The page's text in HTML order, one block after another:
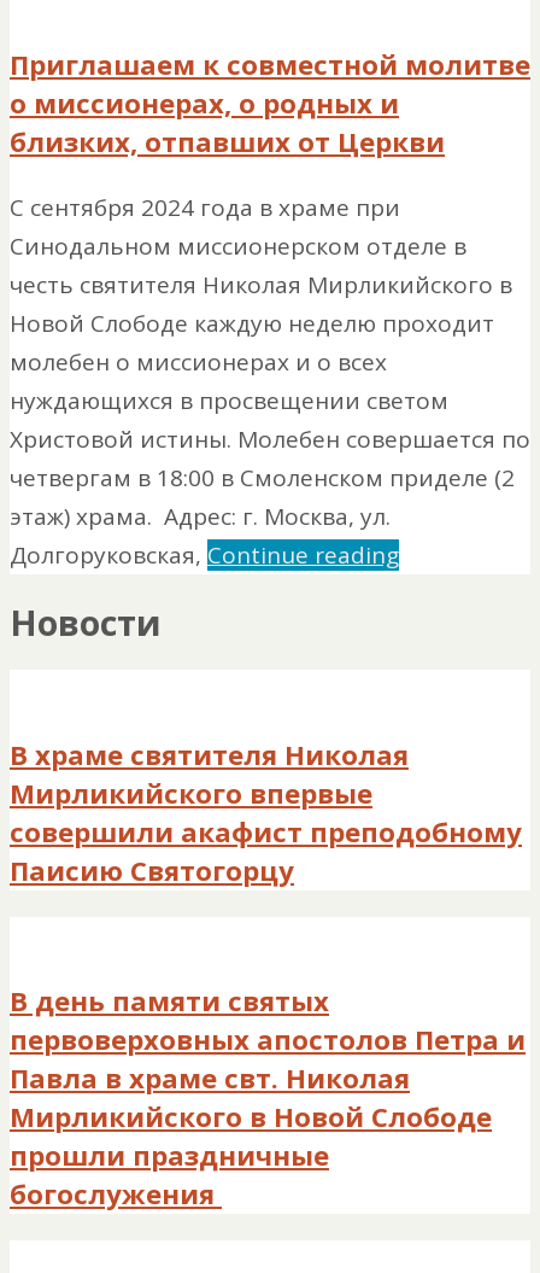
Приглашаем к совместной молитве
о миссионерах, о родных и
близких, отпавших от Церкви
С сентября 2024 года в храме при
Синодальном миссионерском отделе в
честь святителя Николая Мирликийского в
Новой Слободе каждую неделю проходит
молебен о миссионерах и о всех
нуждающихся в просвещении светом
Христовой истины. Молебен совершается по
четвергам в 18:00 в Смоленском приделе (2
этаж) храма. Адрес: г. Москва, ул.
Долгоруковская, Continue reading
Новости
В храме святителя Николая
Мирликийского впервые
совершили акафист преподобному
Паисию Святогорцу
В день памяти святых
первоверховных апостолов Петра и
Павла в храме свт. Николая
Мирликийского в Новой Слободе
прошли праздничные
богослужения